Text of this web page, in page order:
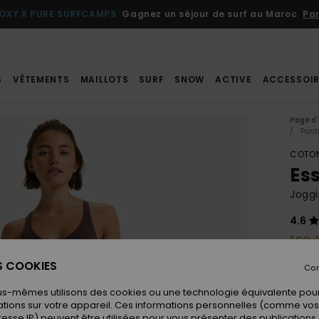
X PURE SURFCAMPS Gagnez un séjour de surf au Maroc
VÊTEMENTS MAILLOTS SURF SNOW ACTIVE
Page
4.6
ECO-
COOKIES
mêmes utilisons des cookies ou une technologie équivalente
sur votre appareil. Ces informations personnelles (comme